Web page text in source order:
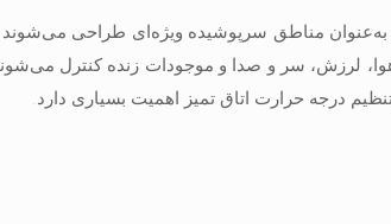
مناطق سرپوشیده ویژه‌ای طراحی می‌شوند
لرزش، سر و صدا و موجودات زنده کنترل
درجه حرارت اتاق تمیز اهمیت بسیاری دارد.